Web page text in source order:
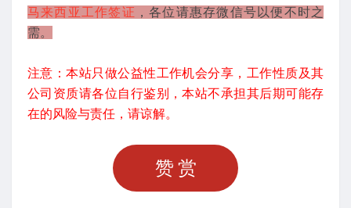
马来西亚工作签证 ，各位请惠存微信号以便不时之
需。
注意：本站只做公益性工作机会分享，工作性质及其
公司资质请各位自行鉴别，本站不承担其后期可能存
在的风险与责任，请谅解。
赞赏